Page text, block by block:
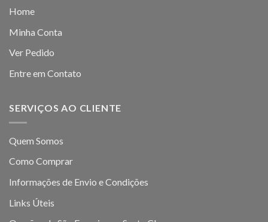
Home
Minha Conta
Ver Pedido
Entre em Contato
SERVIÇOS AO CLIENTE
Quem Somos
Como Comprar
Informações de Envio e Condições
Links Úteis